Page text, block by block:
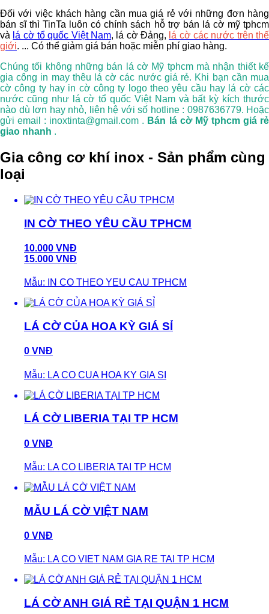
Đối với việc khách hàng cần mua giá rẻ với những đơn hàng
bán sĩ thì TinTa luôn có chính sách hỗ trợ bán lá cờ mỹ tphcm
và lá cờ tổ quốc Việt Nam, lá cờ Đảng, lá cờ các nước trên thế
giới. ... Có thể giảm giá bán hoặc miễn phí giao hàng.
Chúng tối không những bán lá cờ Mỹ tphcm mà nhận thiết kế
gia công in may thêu lá cờ các nước giá rẻ. Khi bạn cần mua
cờ công ty hay in cờ công ty logo theo yêu cầu hay lá cờ các
nước cũng như lá cờ tổ quốc Việt Nam và bất kỳ kích thước
nào dù lơn hay nhỏ, liên hệ với số hotline : 0987636779. Hoặc
gửi email : inoxtinta@gmail.com . Bán lá cờ Mỹ tphcm giá rẻ
giao nhanh .
Gia công cơ khí inox - Sản phẩm cùng
loại
IN CỜ THEO YÊU CẦU TPHCM
10.000 VNĐ
15.000 VNĐ
Mẫu: IN CO THEO YEU CAU TPHCM
LÁ CỜ CỦA HOA KỲ GIÁ SỈ
0 VNĐ
Mẫu: LA CO CUA HOA KY GIA SI
LÁ CỜ LIBERIA TẠI TP HCM
0 VNĐ
Mẫu: LA CO LIBERIA TAI TP HCM
MẪU LÁ CỜ VIỆT NAM
0 VNĐ
Mẫu: LA CO VIET NAM GIA RE TAI TP HCM
LÁ CỜ ANH GIÁ RẺ TẠI QUẬN 1 HCM